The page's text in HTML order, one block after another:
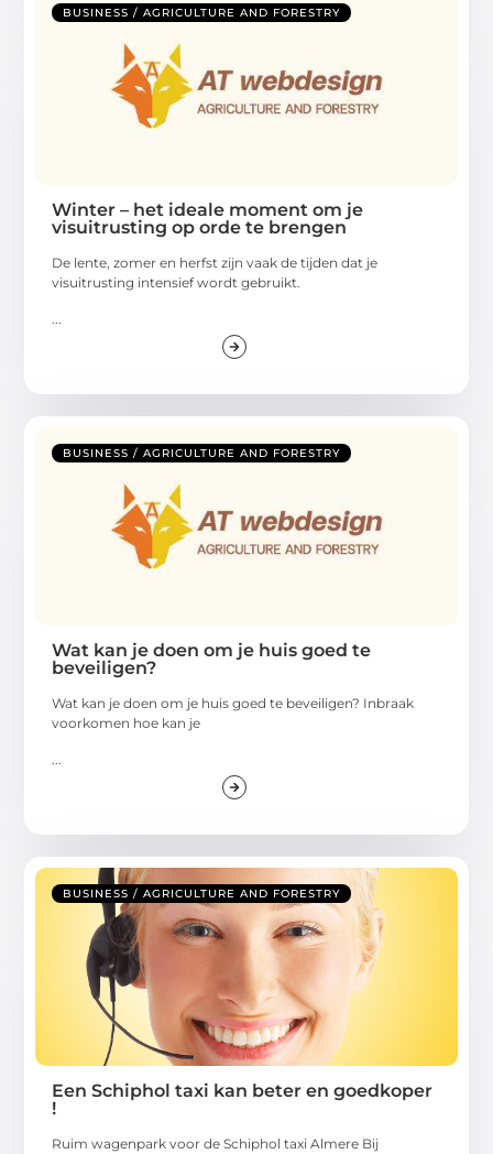
BUSINESS / AGRICULTURE AND FORESTRY
Winter – het ideale moment om je
visuitrusting op orde te brengen
De lente, zomer en herfst zijn vaak de tijden dat je
visuitrusting intensief wordt gebruikt.
BUSINESS / AGRICULTURE AND FORESTRY
Wat kan je doen om je huis goed te
beveiligen?
Wat kan je doen om je huis goed te beveiligen? Inbraak
voorkomen hoe kan je
BUSINESS / AGRICULTURE AND FORESTRY
Een Schiphol taxi kan beter en goedkoper
!
Ruim wagenpark voor de Schiphol taxi Almere Bij